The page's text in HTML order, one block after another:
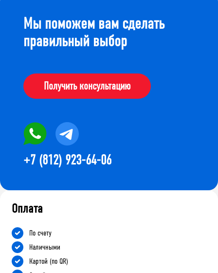
Мы поможем вам сделать
правильный выбор
Получить консультацию
+7 (812) 923-64-06
Оплата
По счету
Наличными
Картой (по QR)